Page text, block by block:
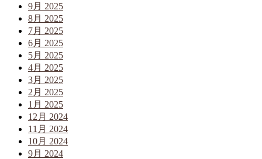
9月 2025
8月 2025
7月 2025
6月 2025
5月 2025
4月 2025
3月 2025
2月 2025
1月 2025
12月 2024
11月 2024
10月 2024
9月 2024